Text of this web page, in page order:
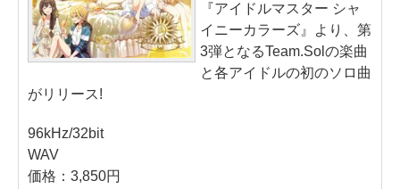
『アイドルマスター シャ
イニーカラーズ』より、第
3弾となるTeam.Solの楽曲
と各アイドルの初のソロ曲
がリリース!
96kHz/32bit
WAV
価格：3,850円